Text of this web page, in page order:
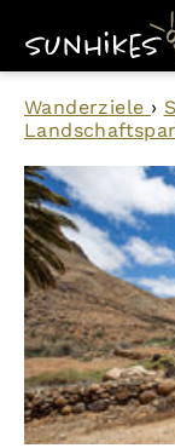
WANDERZIELE
WANDERUNGEN
ENTDECKEN
MAGAZIN
TRAILBOX
PLANER
Wanderziele ›